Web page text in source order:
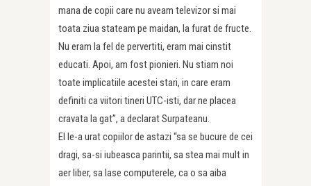
mana de copii care nu aveam televizor si mai
toata ziua stateam pe maidan, la furat de fructe.
Nu eram la fel de pervertiti, eram mai cinstit
educati. Apoi, am fost pionieri. Nu stiam noi
toate implicatiile acestei stari, in care eram
definiti ca viitori tineri UTC-isti, dar ne placea
cravata la gat”, a declarat Surpateanu.
El le-a urat copiilor de astazi “sa se bucure de cei
dragi, sa-si iubeasca parintii, sa stea mai mult in
aer liber, sa lase computerele, ca o sa aiba